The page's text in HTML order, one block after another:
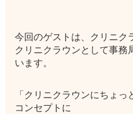
今回のゲストは、クリニク
クリニクラウンとして事務
います。
「クリニクラウンにちょ
コンセプトに